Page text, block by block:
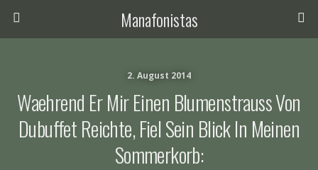
Manafonistas
2. August 2014
Waehrend Er Mir Einen Blumenstrauss Von
Dubuffet Reichte, Fiel Sein Blick In Meinen
Sommerkorb: